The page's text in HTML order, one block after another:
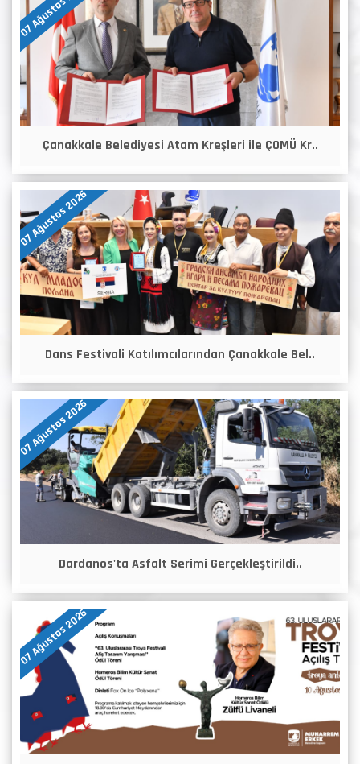
Çanakkale Belediyesi Atam Kreşleri ile ÇOMÜ Kr..
07 Ağustos 2026
Dans Festivali Katılımcılarından Çanakkale Bel..
07 Ağustos 2026
Dardanos'ta Asfalt Serimi Gerçekleştirildi..
07 Ağustos 2026